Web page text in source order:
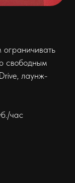
свободным
лаунж-
час